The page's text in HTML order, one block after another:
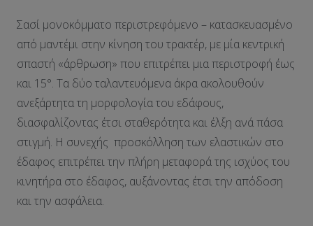
Σασί μονοκόμματο περιστρεφόμενο – κατασκευασμένο
από μαντέμι στην κίνηση του τρακτέρ, με μία κεντρική
σπαστή «άρθρωση» που επιτρέπει μια περιστροφή έως
και 15°. Τα δύο ταλαντευόμενα άκρα ακολουθούν
ανεξάρτητα τη μορφολογία του εδάφους,
διασφαλίζοντας έτσι σταθερότητα και έλξη ανά πάσα
στιγμή. Η συνεχής προσκόλληση των ελαστικών στο
έδαφος επιτρέπει την πλήρη μεταφορά της ισχύος του
κινητήρα στο έδαφος, αυξάνοντας έτσι την απόδοση
και την ασφάλεια.